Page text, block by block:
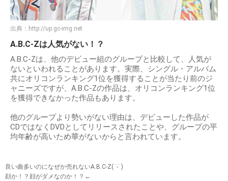
出典： http://up.gc-img.net
A.B.C-Zは人気がない！？
A.B.C-Zは、他のデビュー組のグループと比較して、人気が
ないといわれることがあります。実際、シングル・アルバム
共にオリコンランキング1位を獲得することが当たり前のジ
ャニーズですが、A.B.C-Zの作品は、オリコンランキング1位
を獲得できなかった作品もあります。
他のグループより勢いがない理由は、デビューした作品が
CDではなくDVDとしてリリースされたことや、グループの平
均年齢が高いため華がないからと言われています。
良い曲多いのになぜか売れないA.B.C-Z( ˙-˙ )
顔か！？顔がダメなのか！？←